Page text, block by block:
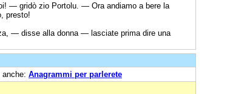
— gridò zio Portolu. — Ora andiamo a bere la
presto!
— disse alla donna — lasciate prima dire una
Anagrammi per parlerete